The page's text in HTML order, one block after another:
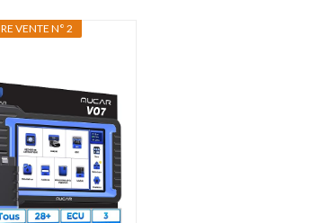
VENTE N° 2